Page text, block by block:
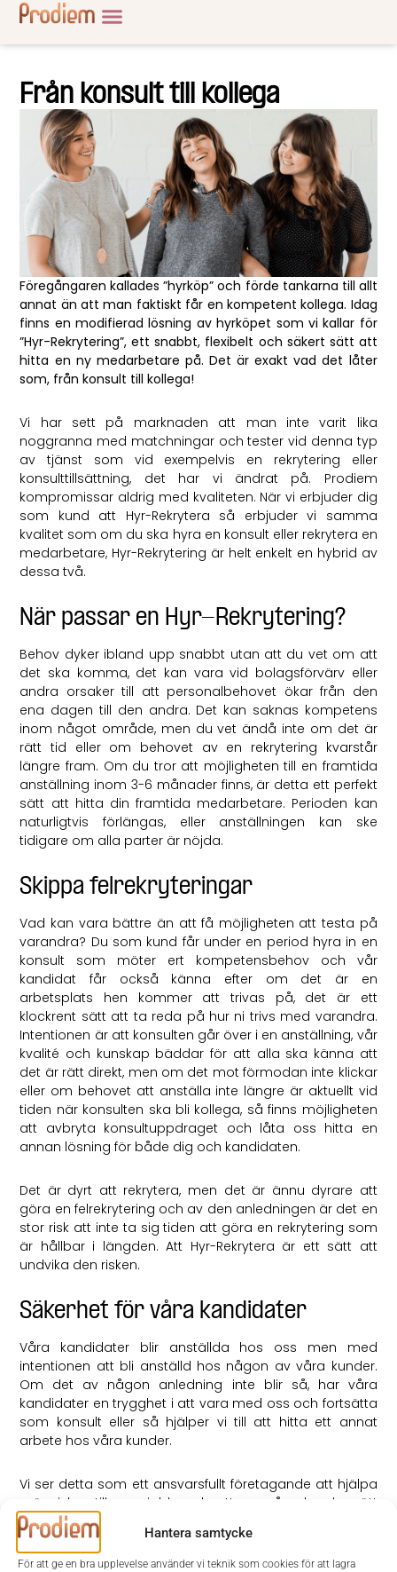
Hantera samtycke
För att ge en bra upplevelse använder vi teknik som cookies för att lagra
Från konsult till kollega
Föregångaren kallades ”hyrköp” och förde tankarna till allt
annat än att man faktiskt får en kompetent kollega. Idag
finns en modifierad lösning av hyrköpet som vi kallar för
”Hyr-Rekrytering”, ett snabbt, flexibelt och säkert sätt att
hitta en ny medarbetare på. Det är exakt vad det låter
som, från konsult till kollega!
Vi har sett på marknaden att man inte varit lika
noggranna med matchningar och tester vid denna typ
av tjänst som vid exempelvis en rekrytering eller
konsulttillsättning, det har vi ändrat på. Prodiem
kompromissar aldrig med kvaliteten. När vi erbjuder dig
som kund att Hyr-Rekrytera så erbjuder vi samma
kvalitet som om du ska hyra en konsult eller rekrytera en
medarbetare, Hyr-Rekrytering är helt enkelt en hybrid av
dessa två.
När passar en Hyr-Rekrytering?
Behov dyker ibland upp snabbt utan att du vet om att
det ska komma, det kan vara vid bolagsförvärv eller
andra orsaker till att personalbehovet ökar från den
ena dagen till den andra. Det kan saknas kompetens
inom något område, men du vet ändå inte om det är
rätt tid eller om behovet av en rekrytering kvarstår
längre fram. Om du tror att möjligheten till en framtida
anställning inom 3-6 månader finns, är detta ett perfekt
sätt att hitta din framtida medarbetare. Perioden kan
naturligtvis förlängas, eller anställningen kan ske
tidigare om alla parter är nöjda.
Skippa felrekryteringar
Vad kan vara bättre än att få möjligheten att testa på
varandra? Du som kund får under en period hyra in en
konsult som möter ert kompetensbehov och vår
kandidat får också känna efter om det är en
arbetsplats hen kommer att trivas på, det är ett
klockrent sätt att ta reda på hur ni trivs med varandra.
Intentionen är att konsulten går över i en anställning, vår
kvalité och kunskap bäddar för att alla ska känna att
det är rätt direkt, men om det mot förmodan inte klickar
eller om behovet att anställa inte längre är aktuellt vid
tiden när konsulten ska bli kollega, så finns möjligheten
att avbryta konsultuppdraget och låta oss hitta en
annan lösning för både dig och kandidaten.
Det är dyrt att rekrytera, men det är ännu dyrare att
göra en felrekrytering och av den anledningen är det en
stor risk att inte ta sig tiden att göra en rekrytering som
är hållbar i längden. Att Hyr-Rekrytera är ett sätt att
undvika den risken.
Säkerhet för våra kandidater
Våra kandidater blir anställda hos oss men med
intentionen att bli anställd hos någon av våra kunder.
Om det av någon anledning inte blir så, har våra
kandidater en trygghet i att vara med oss och fortsätta
som konsult eller så hjälper vi till att hitta ett annat
arbete hos våra kunder.
Vi ser detta som ett ansvarsfullt företagande att hjälpa
människor till nya jobb och att ge våra kunder rätt
medarbetare, vi lär känna både kund och kandidat, på
riktigt.